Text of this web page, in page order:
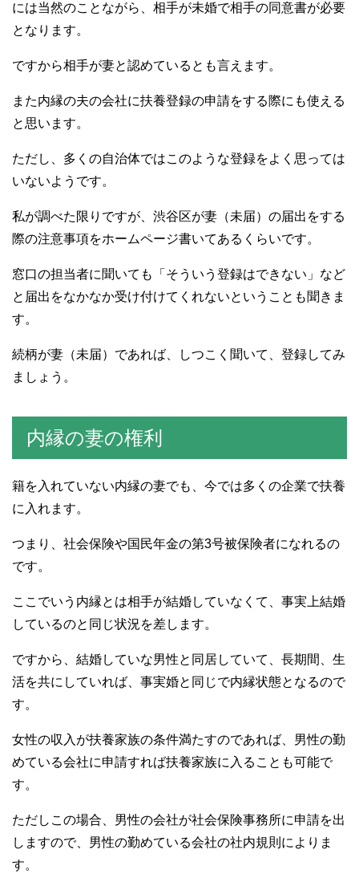
には当然のことながら、相手が未婚で相手の同意書が必要
となります。
ですから相手が妻と認めているとも言えます。
また内縁の夫の会社に扶養登録の申請をする際にも使える
と思います。
ただし、多くの自治体ではこのような登録をよく思っては
いないようです。
私が調べた限りですが、渋谷区が妻（未届）の届出をする
際の注意事項をホームページ書いてあるくらいです。
窓口の担当者に聞いても「そういう登録はできない」など
と届出をなかなか受け付けてくれないということも聞きま
す。
続柄が妻（未届）であれば、しつこく聞いて、登録してみ
ましょう。
内縁の妻の権利
籍を入れていない内縁の妻でも、今では多くの企業で扶養
に入れます。
つまり、社会保険や国民年金の第3号被保険者になれるの
です。
ここでいう内縁とは相手が結婚していなくて、事実上結婚
しているのと同じ状況を差します。
ですから、結婚していな男性と同居していて、長期間、生
活を共にしていれば、事実婚と同じで内縁状態となるので
す。
女性の収入が扶養家族の条件満たすのであれば、男性の勤
めている会社に申請すれば扶養家族に入ることも可能で
す。
ただしこの場合、男性の会社が社会保険事務所に申請を出
しますので、男性の勤めている会社の社内規則によりま
す。